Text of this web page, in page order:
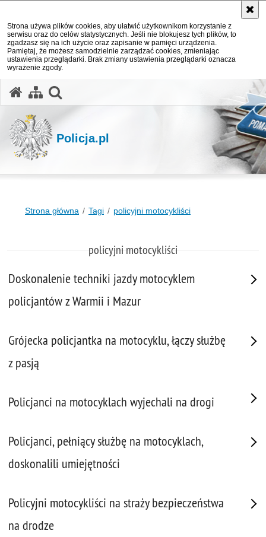
Strona używa plików cookies, aby ułatwić użytkownikom korzystanie z
serwisu oraz do celów statystycznych. Jeśli nie blokujesz tych plików, to
zgadzasz się na ich użycie oraz zapisanie w pamięci urządzenia.
Pamiętaj, że możesz samodzielnie zarządzać cookies, zmieniając
ustawienia przeglądarki. Brak zmiany ustawienia przeglądarki oznacza
wyrażenie zgody.
Policja.pl
Strona główna Tagi policyjni motocykliści
policyjni motocykliści
Doskonalenie techniki jazdy motocyklem
policjantów z Warmii i Mazur
Grójecka policjantka na motocyklu, łączy służbę
z pasją
Policjanci na motocyklach wyjechali na drogi
Policjanci, pełniący służbę na motocyklach,
doskonalili umiejętności
Policyjni motocykliści na straży bezpieczeństwa
na drodze